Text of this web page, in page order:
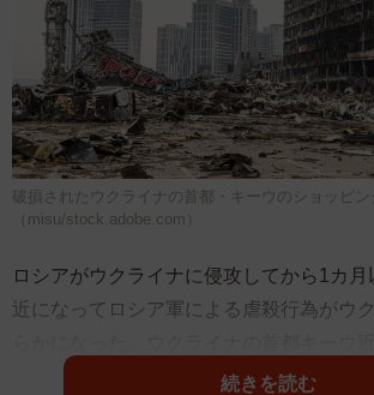
破損されたウクライナの首都・キーウのショッピン
（misu/stock.adobe.com）
ロシアがウクライナに侵攻してから1カ
近になってロシア軍による虐殺行為がウ
ロシア軍が撤収した後、多数の民間人と
続きを読む